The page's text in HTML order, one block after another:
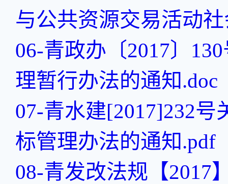
与公共资源交易活动
06-青政办〔2017〕
理暂行办法的通知.doc
07-青水建[2017]232
标管理办法的通知.pdf
08-青发改法规【2017